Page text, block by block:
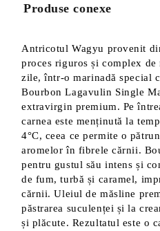
Produse conexe
Antricotul Wagyu provenit
proces riguros și complex de
zile, într-o marinadă special
Bourbon Lagavulin Single
extravirgin premium. Pe
carnea este menținută la
4°C, ceea ce permite o
aromelor în fibrele cărnii.
pentru gustul său intens și
de fum, turbă și caramel,
cărnii. Uleiul de măsline
păstrarea suculenței și la
și plăcute. Rezultatul este o